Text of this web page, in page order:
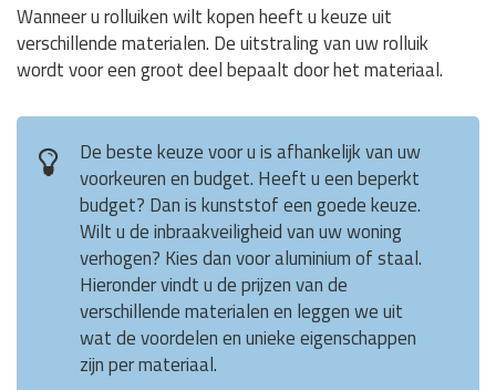
Wanneer u rolluiken wilt kopen heeft u keuze uit
verschillende materialen. De uitstraling van uw rolluik
wordt voor een groot deel bepaalt door het materiaal.
De beste keuze voor u is afhankelijk van uw
voorkeuren en budget. Heeft u een beperkt
budget? Dan is kunststof een goede keuze.
Wilt u de inbraakveiligheid van uw woning
verhogen? Kies dan voor aluminium of staal.
Hieronder vindt u de prijzen van de
verschillende materialen en leggen we uit
wat de voordelen en unieke eigenschappen
zijn per materiaal.